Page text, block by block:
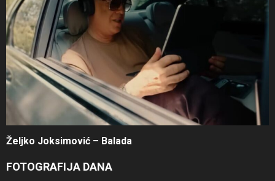
Željko Joksimović – Balada
FOTOGRAFIJA DANA